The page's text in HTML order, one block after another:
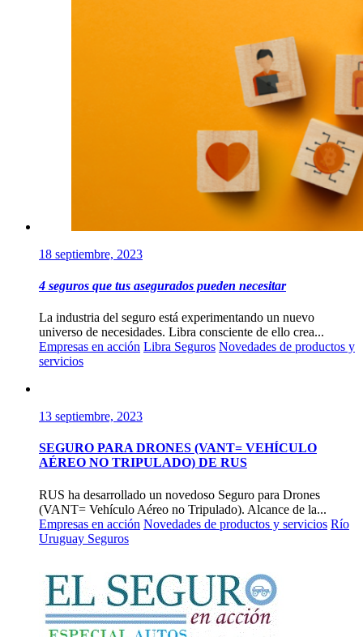
18 septiembre, 2023
4 seguros que tus asegurados pueden necesitar
La industria del seguro está experimentando un nuevo
universo de necesidades. Libra consciente de ello crea...
Empresas en acción Libra Seguros Novedades de productos y
servicios
13 septiembre, 2023
SEGURO PARA DRONES (VANT= VEHÍCULO
AÉREO NO TRIPULADO) DE RUS
RUS ha desarrollado un novedoso Seguro para Drones
(VANT= Vehículo Aéreo no Tripulado). Alcance de la...
Empresas en acción Novedades de productos y servicios Río
Uruguay Seguros